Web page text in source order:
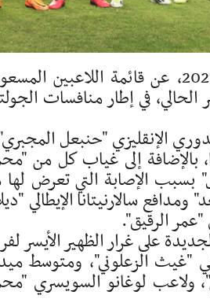
كشف الناخب الوطني "جلال القادري" اليوم الخميس 9 نوفمبر 2023، عن قائمة
كل من ساو تومي ومالاوي، يومي 17 و21 نوفمبر الحالي، في إطار منافسات
الإنقليزي "حنبعل
بالإضافة إلى غياب كل من
بسبب الإصابة التي تعرض
سالارنيتانا الإيطالي
الرقيق".
على غرار الظهير الأيسر
"غيث الزعلوني"، ومتوسط
ولاعب لوغانو السويسري